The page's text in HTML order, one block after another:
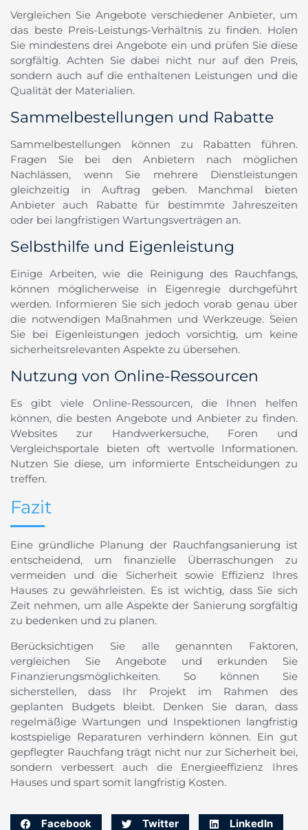
Vergleichen Sie Angebote verschiedener Anbieter, um
das beste Preis-Leistungs-Verhältnis zu finden. Holen
Sie mindestens drei Angebote ein und prüfen Sie diese
sorgfältig. Achten Sie dabei nicht nur auf den Preis,
sondern auch auf die enthaltenen Leistungen und die
Qualität der Materialien.
Sammelbestellungen und Rabatte
Sammelbestellungen können zu Rabatten führen.
Fragen Sie bei den Anbietern nach möglichen
Nachlässen, wenn Sie mehrere Dienstleistungen
gleichzeitig in Auftrag geben. Manchmal bieten
Anbieter auch Rabatte für bestimmte Jahreszeiten
oder bei langfristigen Wartungsverträgen an.
Selbsthilfe und Eigenleistung
Einige Arbeiten, wie die Reinigung des Rauchfangs,
können möglicherweise in Eigenregie durchgeführt
werden. Informieren Sie sich jedoch vorab genau über
die notwendigen Maßnahmen und Werkzeuge. Seien
Sie bei Eigenleistungen jedoch vorsichtig, um keine
sicherheitsrelevanten Aspekte zu übersehen.
Nutzung von Online-Ressourcen
Es gibt viele Online-Ressourcen, die Ihnen helfen
können, die besten Angebote und Anbieter zu finden.
Websites zur Handwerkersuche, Foren und
Vergleichsportale bieten oft wertvolle Informationen.
Nutzen Sie diese, um informierte Entscheidungen zu
treffen.
Fazit
Eine gründliche Planung der Rauchfangsanierung ist
entscheidend, um finanzielle Überraschungen zu
vermeiden und die Sicherheit sowie Effizienz Ihres
Hauses zu gewährleisten. Es ist wichtig, dass Sie sich
Zeit nehmen, um alle Aspekte der Sanierung sorgfältig
zu bedenken und zu planen.
Berücksichtigen Sie alle genannten Faktoren,
vergleichen Sie Angebote und erkunden Sie
Finanzierungsmöglichkeiten. So können Sie
sicherstellen, dass Ihr Projekt im Rahmen des
geplanten Budgets bleibt. Denken Sie daran, dass
regelmäßige Wartungen und Inspektionen langfristig
kostspielige Reparaturen verhindern können. Ein gut
gepflegter Rauchfang trägt nicht nur zur Sicherheit bei,
sondern verbessert auch die Energieeffizienz Ihres
Hauses und spart somit langfristig Kosten.
Facebook Twitter LinkedIn